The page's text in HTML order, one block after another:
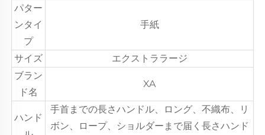
パター
ンタイ
プ
手紙
サイズ
エクストララージ
ブラン
ド名
XA
ハンド
手首までの長さハンドル、ロング、不織布、リ
ボン、ロープ、ショルダーまで届く長さハンド